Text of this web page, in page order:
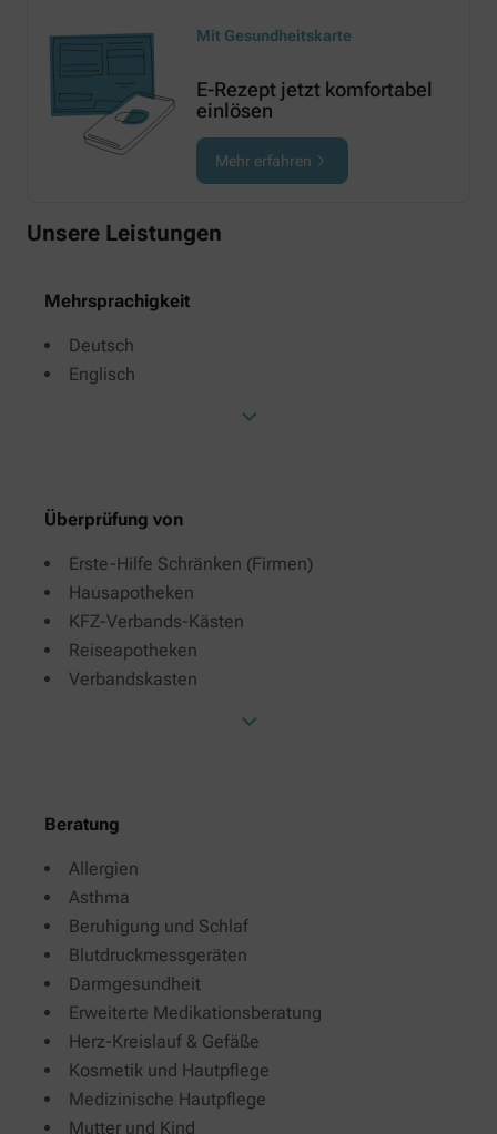
Mit Gesundheitskarte
E-Rezept jetzt komfortabel
einlösen
Mehr erfahren
Unsere Leistungen
Mehrsprachigkeit
Deutsch
Englisch
Überprüfung von
Erste-Hilfe Schränken (Firmen)
Hausapotheken
KFZ-Verbands-Kästen
Reiseapotheken
Verbandskasten
Beratung
Allergien
Asthma
Beruhigung und Schlaf
Blutdruckmessgeräten
Darmgesundheit
Erweiterte Medikationsberatung
Herz-Kreislauf & Gefäße
Kosmetik und Hautpflege
Medizinische Hautpflege
Mutter und Kind